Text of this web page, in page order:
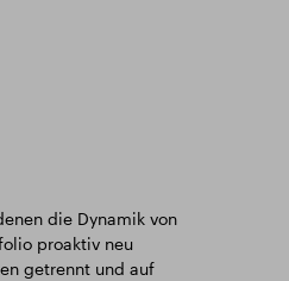
die Dynamik von
proaktiv neu
getrennt und auf